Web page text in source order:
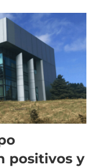
positivos y